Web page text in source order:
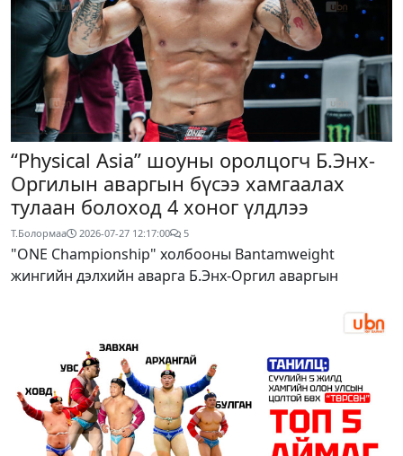
“Physical Asia” шоуны оролцогч Б.Энх-
Оргилын аваргын бүсээ хамгаалах
тулаан болоход 4 хоног үлдлээ
Т.Болормаа 2026-07-27 12:17:00 5
"ONE Championship" холбооны Bantamweight
жингийн дэлхийн аварга Б.Энх-Оргил аваргын